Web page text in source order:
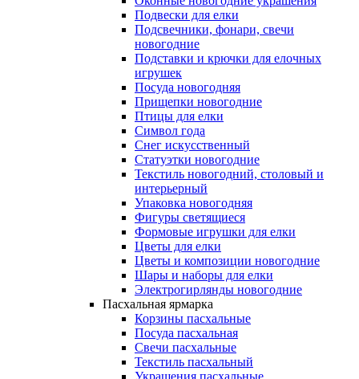
Подвески для елки
Подсвечники, фонари, свечи
новогодние
Подставки и крючки для елочных
игрушек
Посуда новогодняя
Прищепки новогодние
Птицы для елки
Символ года
Снег искусственный
Статуэтки новогодние
Текстиль новогодний, столовый и
интерьерный
Упаковка новогодняя
Фигуры светящиеся
Формовые игрушки для елки
Цветы для елки
Цветы и композиции новогодние
Шары и наборы для елки
Электрогирлянды новогодние
Пасхальная ярмарка
Корзины пасхальные
Посуда пасхальная
Свечи пасхальные
Текстиль пасхальный
Украшения пасхальные